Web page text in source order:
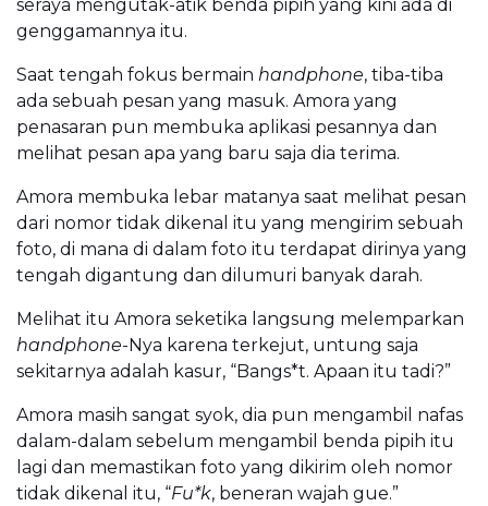
seraya mengutak-atik benda pipih yang kini ada di
genggamannya itu.
Saat tengah fokus bermain handphone, tiba-tiba
ada sebuah pesan yang masuk. Amora yang
penasaran pun membuka aplikasi pesannya dan
melihat pesan apa yang baru saja dia terima.
Amora membuka lebar matanya saat melihat pesan
dari nomor tidak dikenal itu yang mengirim sebuah
foto, di mana di dalam foto itu terdapat dirinya yang
tengah digantung dan dilumuri banyak darah.
Melihat itu Amora seketika langsung melemparkan
handphone-Nya karena terkejut, untung saja
sekitarnya adalah kasur, “Bangs*t. Apaan itu tadi?”
Amora masih sangat syok, dia pun mengambil nafas
dalam-dalam sebelum mengambil benda pipih itu
lagi dan memastikan foto yang dikirim oleh nomor
tidak dikenal itu, “Fu*k, beneran wajah gue.”